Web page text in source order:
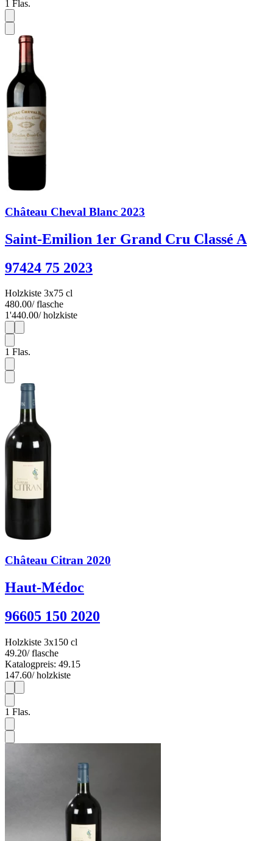
1 Flas.
Château Cheval Blanc 2023
Saint-Emilion 1er Grand Cru Classé A
97424 75 2023
Holzkiste 3x75 cl
480.00/ flasche
1'440.00/ holzkiste
1
1 Flas.
Château Citran 2020
Haut-Médoc
96605 150 2020
Holzkiste 3x150 cl
49.20/ flasche
Katalogpreis: 49.15
147.60/ holzkiste
1
1 Flas.